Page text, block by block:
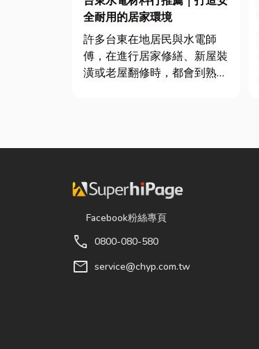
全耐用的居家環境
許多台東在地居民與水電師
傅，在進行居家修繕、新屋裝
潢或老屋翻修時，都會到熟悉
具、處...
Facebook粉絲專頁
call 0800-080-580
mail service@chyp.com.tw